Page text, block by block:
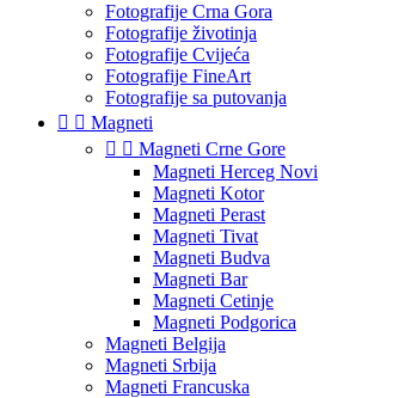
Fotografije Crna Gora
Fotografije životinja
Fotografije Cvijeća
Fotografije FineArt
Fotografije sa putovanja
  Magneti
  Magneti Crne Gore
Magneti Herceg Novi
Magneti Kotor
Magneti Perast
Magneti Tivat
Magneti Budva
Magneti Bar
Magneti Cetinje
Magneti Podgorica
Magneti Belgija
Magneti Srbija
Magneti Francuska